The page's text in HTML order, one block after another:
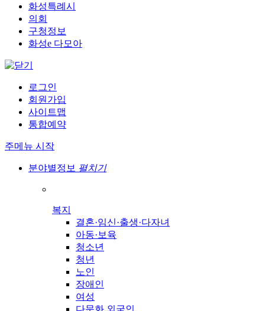
화성특례시
의회
구청정보
화성e 다모아
로그인
회원가입
사이트맵
통합예약
주메뉴 시작
분야별정보 펼치기
복지
결혼·임신·출생·다자녀
아동·보육
청소년
청년
노인
장애인
여성
다문화.외국인